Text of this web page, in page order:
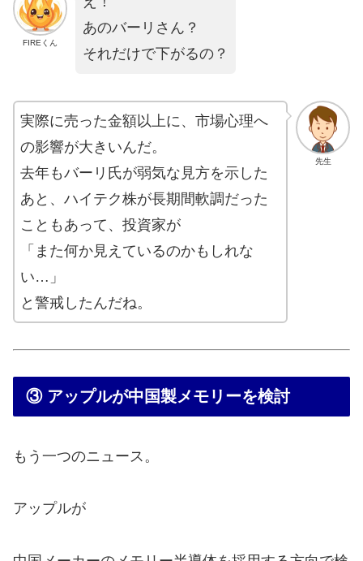
FIREくん
あのバーリさん？
それだけで下がるの？
先生
実際に売った金額以上に、市場心理へ
の影響が大きいんだ。
去年もバーリ氏が弱気な見方を示した
あと、ハイテク株が長期間軟調だった
こともあって、投資家が
「また何か見えているのかもしれな
い…」
と警戒したんだね。
③ アップルが中国製メモリーを検討
もう一つのニュース。
アップルが